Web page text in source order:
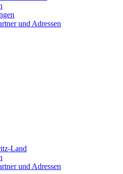
und Adressen
Land
und Adressen